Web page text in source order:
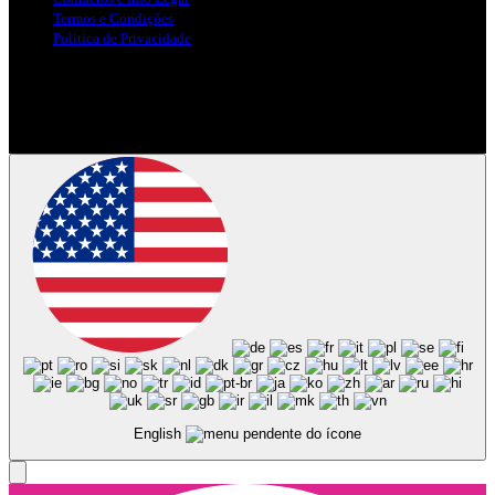
Termos e Condições
Politica de Privacidade
English